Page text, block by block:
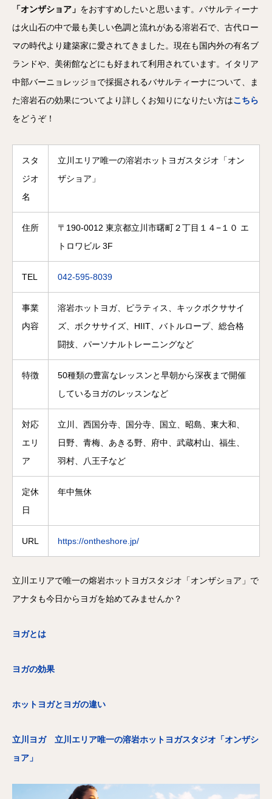
「オンザショア」 をおすすめしたいと思います。バサルティーナ
は火山石の中で最も美しい色調と流れがある溶岩石で、古代ロー
マの時代より建築家に愛されてきました。現在も国内外の有名ブ
ランドや、美術館などにも好まれて利用されています。イタリア
中部バーニョレッジョで採掘されるバサルティーナについて、ま
た溶岩石の効果についてより詳しくお知りになりたい方はこちら
をどうぞ！
スタ
ジオ
名
立川エリア唯一の溶岩ホットヨガスタジオ「オン
ザショア」
住所
〒190-0012 東京都立川市曙町２丁目１４−１０ エ
トロワビル 3F
TEL 042-595-8039
事業
内容
溶岩ホットヨガ、ピラティス、キックボクササイ
ズ、ボクササイズ、HIIT、バトルロープ、総合格
闘技、パーソナルトレーニングなど
特徴
50種類の豊富なレッスンと早朝から深夜まで開催
しているヨガのレッスンなど
対応
エリ
ア
立川、西国分寺、国分寺、国立、昭島、東大和、
日野、青梅、あきる野、府中、武蔵村山、福生、
羽村、八王子など
定休
日
年中無休
URL https://ontheshore.jp/
立川エリアで唯一の熔岩ホットヨガスタジオ「オンザショア」で
アナタも今日からヨガを始めてみませんか？
ヨガとは
ヨガの効果
ホットヨガとヨガの違い
立川ヨガ 立川エリア唯一の溶岩ホットヨガスタジオ「オンザシ
ョア」